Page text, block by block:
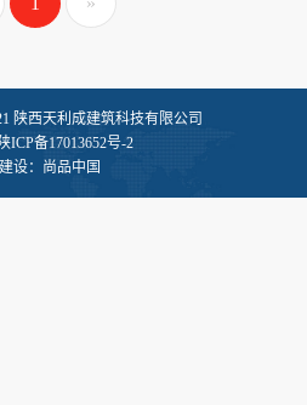
陕西天利成建筑科技有限公司
陕ICP备17013652号-2
设： 尚品中国